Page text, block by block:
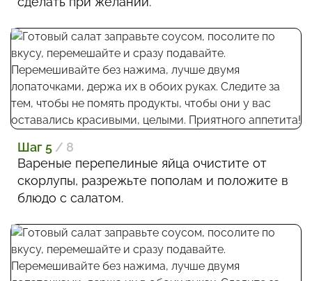
Шаг 5 / 8
Вареные перепелиные яйца очистите от
скорлупы, разрежьте пополам и положите в
блюдо с салатом.